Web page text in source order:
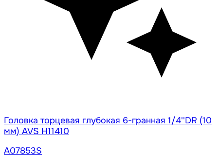
Головка торцевая глубокая 6-гранная 1/4''DR (10
мм) AVS H11410
A07853S